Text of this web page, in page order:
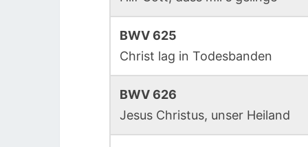
BWV 625
Christ lag in Todesbanden
BWV 626
Jesus Christus, unser Heiland